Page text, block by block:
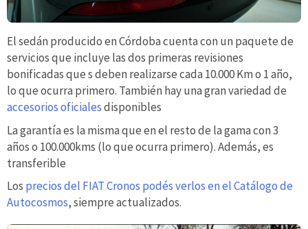
El sedán producido en Córdoba cuenta con un paquete de
servicios que incluye las dos primeras revisiones
bonificadas que s deben realizarse cada 10.000 Km o 1 año,
lo que ocurra primero. También hay una gran variedad de
accesorios oficialesdisponibles
La garantía es la misma que en el resto de la gama con 3
años o 100.000kms (lo que ocurra primero). Además, es
transferible
Los precios del FIAT Cronos podés verlos en el Catálogo de
Autocosmos, siempre actualizados.